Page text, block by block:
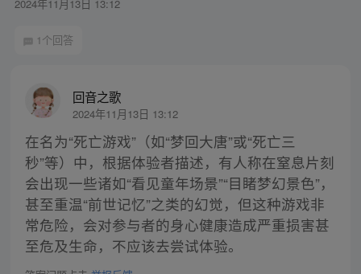
2024年11月13日 13:12
1个回答
回音之歌
2024年11月13日 13:12
在名为“死亡游戏”（如“梦回大唐”或“死亡三
秒”等）中，根据体验者描述，有人称在窒息片刻
会出现一些诸如“看见童年场景”“目睹梦幻景色”，
甚至重温“前世记忆”之类的幻觉，但这种游戏非
常危险，会对参与者的身心健康造成严重损害甚
至危及生命，不应该去尝试体验。